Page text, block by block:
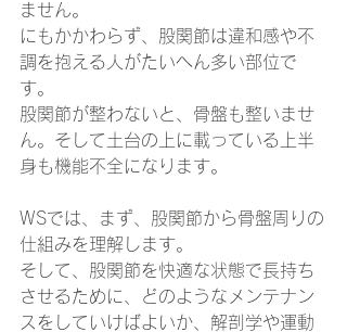
ません。
にもかかわらず、股関節は違和感や不
調を抱える人がたいへん多い部位で
す。
股関節が整わないと、骨盤も整いませ
ん。そして土台の上に載っている上半
身も機能不全になります。
WSでは、まず、股関節から骨盤周りの
仕組みを理解します。
そして、股関節を快適な状態で長持ち
させるために、どのようなメンテナン
スをしていけばよいか、解剖学や運動